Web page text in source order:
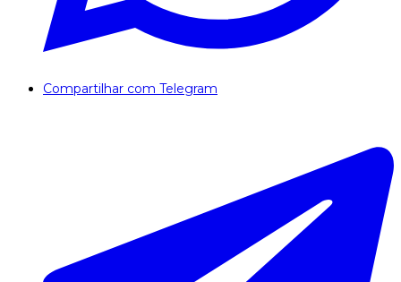
Compartilhar com Telegram